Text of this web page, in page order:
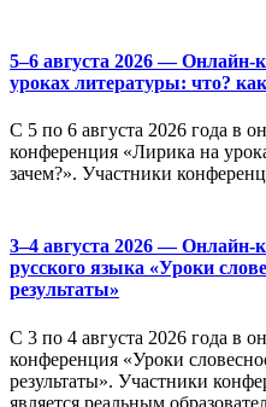
5–6 августа 2026 — Онлайн-
уроках литературы: что?
С 5 по 6 августа 2026 года в
конференция «Лирика на
зачем?». Участники
3–4 августа 2026 — Онлайн-
русского языка «Уроки
результаты»
С 3 по 4 августа 2026 года в
конференция «Уроки
результаты». Участники
является реальным